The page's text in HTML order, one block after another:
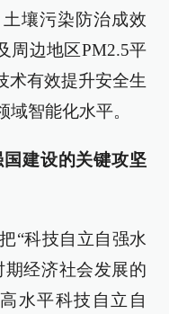
壤污染防治成效
周边地区PM2.5平
术有效提升安全生
智能化水平。
建设的关键攻坚
“科技自立自强水
期经济社会发展的
水平科技自立自